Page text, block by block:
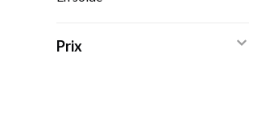
Prix